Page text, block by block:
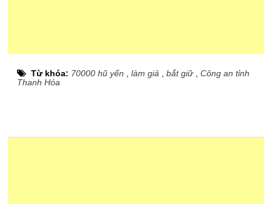
Từ khóa: 70000 hũ yến ,làm giả ,bắt giữ,Công an tỉnh
Thanh Hóa